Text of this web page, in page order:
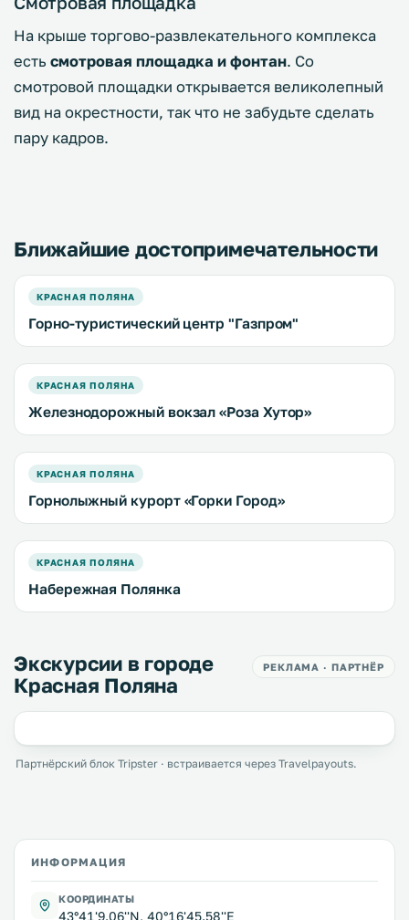
На крыше торгово-развлекательного комплекса
есть смотровая площадка и фонтан. Со
смотровой площадки открывается великолепный
вид на окрестности, так что не забудьте сделать
пару кадров.
Ближайшие достопримечательности
КРАСНАЯ ПОЛЯНА
Горно-туристический центр "Газпром"
КРАСНАЯ ПОЛЯНА
Железнодорожный вокзал «Роза Хутор»
КРАСНАЯ ПОЛЯНА
Горнолыжный курорт «Горки Город»
КРАСНАЯ ПОЛЯНА
Набережная Полянка
Экскурсии в городе
Красная Поляна
РЕКЛАМА · ПАРТНЁР
Партнёрский блок Tripster · встраивается через Travelpayouts.
ИНФОРМАЦИЯ
КООРДИНАТЫ
43°41'9.06''N, 40°16'45.58''E